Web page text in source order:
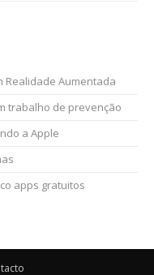
Realidade Aumentada
trabalho de prevenção
a Apple
apps gratuitos